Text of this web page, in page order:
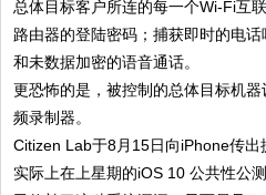
总体目标客户所连的每一个Wi-Fi互
路由器的登陆密码；捕获即时的电
和未数据加密的语音通话。
更恐怖的是，被控制的总体目标机
频录制器。
Citizen Lab于8月15日向iPhone传出
实际上在上星期的iOS 10 公共性公